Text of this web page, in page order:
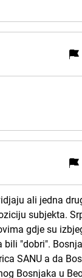
ali jedna
subjekta.
gdje su
"dobri".
SANU a da
Bosnjaka u